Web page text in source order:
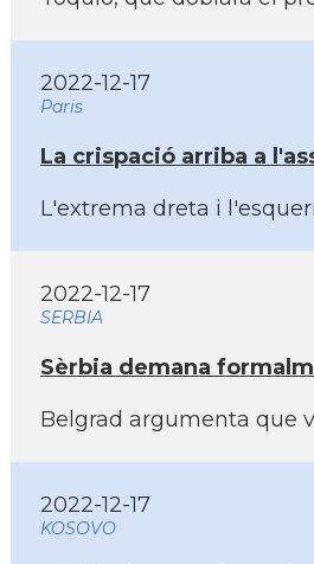
2022-12-17
Paris
La crispació arriba a
L'extrema dreta i
2022-12-17
SERBIA
Sèrbia demana
Belgrad argumenta que
2022-12-17
KOSOVO